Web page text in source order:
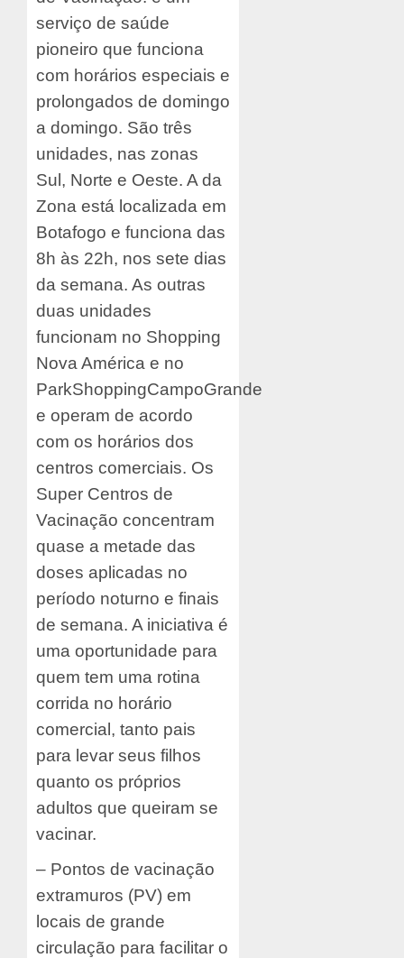
serviço de saúde
pioneiro que funciona
com horários especiais e
prolongados de domingo
a domingo. São três
unidades, nas zonas
Sul, Norte e Oeste. A da
Zona está localizada em
Botafogo e funciona das
8h às 22h, nos sete dias
da semana. As outras
duas unidades
funcionam no Shopping
Nova América e no
ParkShoppingCampoGrande
e operam de acordo
com os horários dos
centros comerciais. Os
Super Centros de
Vacinação concentram
quase a metade das
doses aplicadas no
período noturno e finais
de semana. A iniciativa é
uma oportunidade para
quem tem uma rotina
corrida no horário
comercial, tanto pais
para levar seus filhos
quanto os próprios
adultos que queiram se
vacinar.
– Pontos de vacinação
extramuros (PV) em
locais de grande
circulação para facilitar o